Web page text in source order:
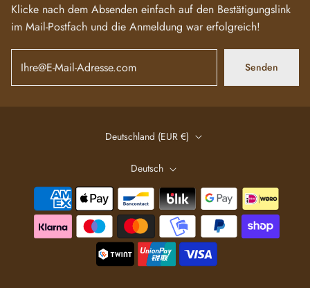
Klicke nach dem Absenden einfach auf den Bestätigungslink
im Mail-Postfach und die Anmeldung war erfolgreich!
Senden
Deutschland (EUR €)
Deutsch